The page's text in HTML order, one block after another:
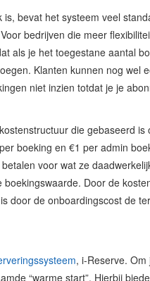
is, bevat het systeem veel
bedrijven die meer
als je het toegestane aantal
Klanten kunnen nog
niet inzien totdat je je
die gebaseerd
boeking en €1 per admin
voor wat ze
Door de
door de onboardingscost de
, i-Reserve.
“warme start”. Hierbij